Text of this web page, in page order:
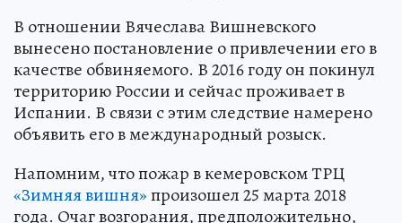
В отношении Вячеслава Вишневского
вынесено постановление о привлечении его в
качестве обвиняемого. В 2016 году он покинул
территорию России и сейчас проживает в
Испании. В связи с этим следствие намерено
объявить его в международный розыск.
Напомним, что пожар в кемеровском ТРЦ
«Зимняя вишня»произошел 25 марта 2018
года. Очаг возгорания, предположительно,